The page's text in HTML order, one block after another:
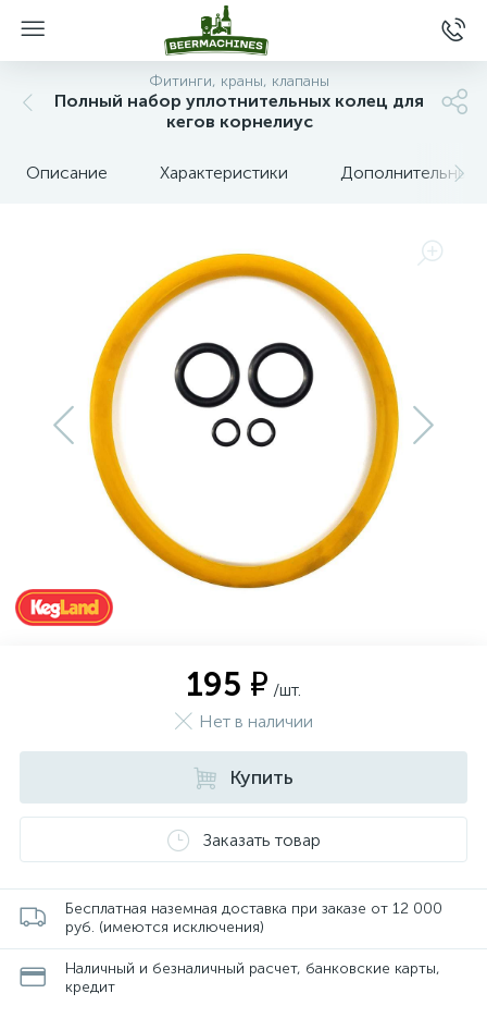
Фитинги, краны, клапаны
Полный набор уплотнительных колец для
кегов корнелиус
Описание Характеристики Дополнительные
195 ₽ /шт.
Нет в наличии
Купить
Заказать товар
Бесплатная наземная доставка при заказе от 12 000
руб. (имеются исключения)
Наличный и безналичный расчет, банковские карты,
кредит